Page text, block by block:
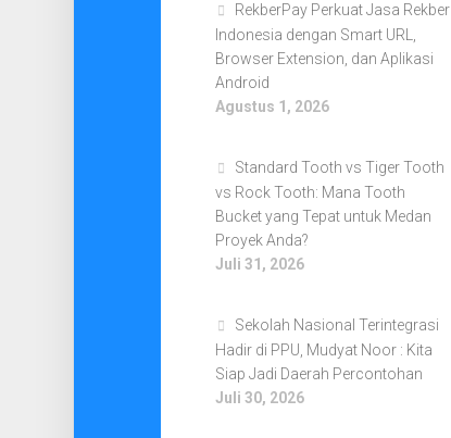
RekberPay Perkuat Jasa Rekber
Indonesia dengan Smart URL,
Browser Extension, dan Aplikasi
Android
Agustus 1, 2026
Standard Tooth vs Tiger Tooth
vs Rock Tooth: Mana Tooth
Bucket yang Tepat untuk Medan
Proyek Anda?
Juli 31, 2026
Sekolah Nasional Terintegrasi
Hadir di PPU, Mudyat Noor : Kita
Siap Jadi Daerah Percontohan
Juli 30, 2026